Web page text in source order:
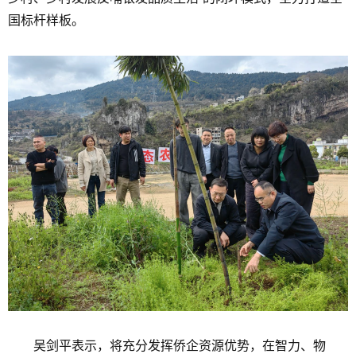
国标杆样板。
吴剑平表示，将充分发挥侨企资源优势，在智力、物